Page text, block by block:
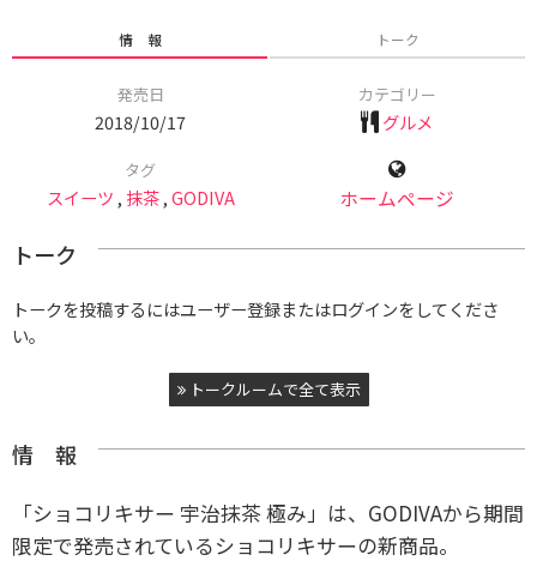
情 報 トーク
発売日
2018/10/17
カテゴリー
グルメ
タグ
スイーツ , 抹茶,GODIVA ホームページ
トーク
トークを投稿するにはユーザー登録またはログインをしてくださ
い。
トークルームで全て表示
情 報
「ショコリキサー 宇治抹茶 極み」は、GODIVAから期間
限定で発売されているショコリキサーの新商品。